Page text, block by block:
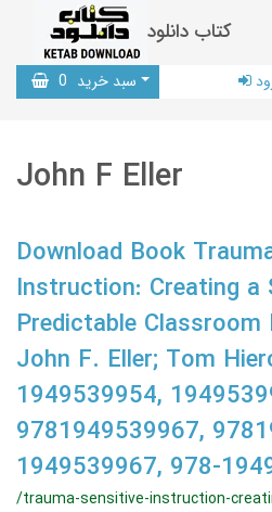
کتاب دانلود
سبد خرید 0
John F Eller
Download Book
Instruction: Creating a
Predictable Classroom
John F. Eller; Tom
1949539954,
9781949539967,
1949539967, 978-
/trauma-sensitive-instruction-